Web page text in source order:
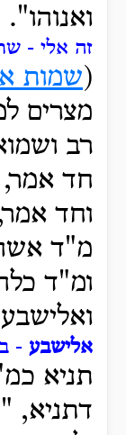
ואנוהו".
זה אלי -
(שמות
מצרים
רב
חד
וחד
מ"ד אשה
ומ"ד
אלישבע -
תניא
דתניא,